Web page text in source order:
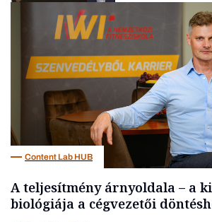
Befektetés
Content Lab HUB
A teljesítmény árnyoldala – a
biológiája a cégvezetői